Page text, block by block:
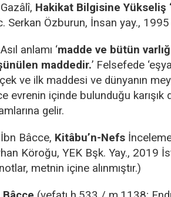
Hakikat Bilgisine Yükseliş
Serkan Özburun, İnsan yay.,
anlamı ‘madde ve bütün
maddedir.’ Felsefede
ve ilk maddesi ve dünyanın
evrenin içinde bulunduğu karışık
gelir.
Bâcce, Kitâbu’n-Nefs
Köroğu, YEK Bşk. Yay., 2019
metnin içine alınmıştır.)